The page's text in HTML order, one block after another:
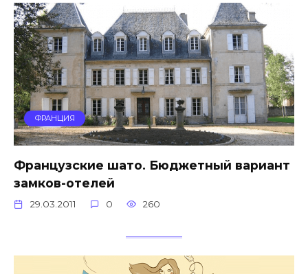
ФРАНЦИЯ
Французские шато. Бюджетный вариант
замков-отелей
29.03.2011 0 260